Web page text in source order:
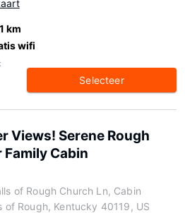
km
wifi
Selecteer
Views! Serene Rough
Family Cabin
of Rough Church Ln, Cabin
of Rough, Kentucky 40119, US